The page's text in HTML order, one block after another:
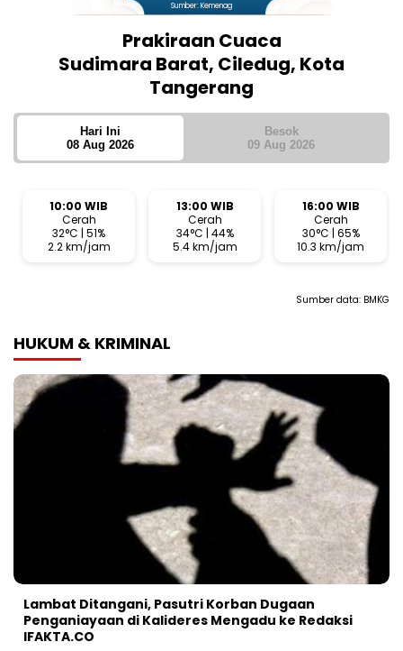
Sumber: Kemenag
Prakiraan Cuaca
Sudimara Barat, Ciledug, Kota
Tangerang
Hari Ini
08 Aug 2026
Besok
09 Aug 2026
10:00 WIB
Cerah
32°C | 51%
2.2 km/jam
13:00 WIB
Cerah
34°C | 44%
5.4 km/jam
16:00 WIB
Cerah
30°C | 65%
10.3 km/jam
Sumber data: BMKG
HUKUM & KRIMINAL
Lambat Ditangani, Pasutri Korban Dugaan
Penganiayaan di Kalideres Mengadu ke Redaksi
IFAKTA.CO